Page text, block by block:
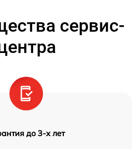
сервис-
до 3-х лет